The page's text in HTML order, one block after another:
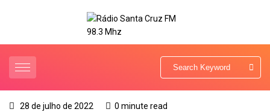
28 de julho de 2022 0 minute read